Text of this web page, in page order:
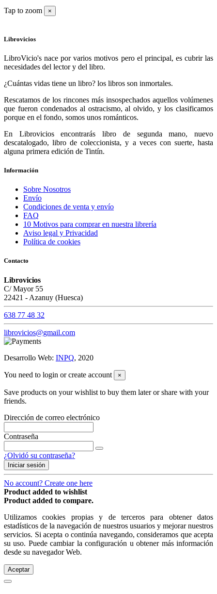
Tap to zoom ×
Librovicios
LibroVicio's nace por varios motivos pero el principal, es cubrir las
necesidades del lector y del libro.
¿Cuántas vidas tiene un libro? los libros son inmortales.
Rescatamos de los rincones más insospechados aquellos volúmenes
que fueron condenados al ostracismo, al olvido, y los clasificamos
porque en el fondo, somos unos románticos.
En Librovicios encontrarás libro de segunda mano, nuevo
descatalogado, libro de coleccionista, y a veces con suerte, hasta
alguna primera edición de Tintín.
Información
Sobre Nosotros
Envío
Condiciones de venta y envío
FAQ
10 Motivos para comprar en nuestra librería
Aviso legal y Privacidad
Política de cookies
Contacto
Librovicios
C/ Mayor 55
22421 - Azanuy (Huesca)
638 77 48 32
librovicios@gmail.com
Desarrollo Web: INPQ, 2020
You need to login or create account ×
Save products on your wishlist to buy them later or share with your
friends.
Dirección de correo electrónico
Contraseña
¿Olvidó su contraseña?
Iniciar sesión
No account? Create one here
Product added to wishlist
Product added to compare.
Utilizamos cookies propias y de terceros para obtener datos
estadísticos de la navegación de nuestros usuarios y mejorar nuestros
servicios. Si acepta o continúa navegando, consideramos que acepta
su uso. Puede cambiar la configuración u obtener más información
desde su navegador Web.
Aceptar